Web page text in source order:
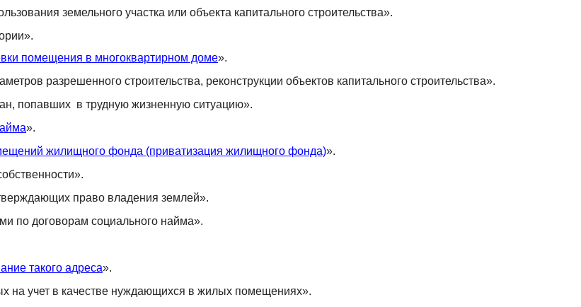
земельного участка или объекта капитального строительства».
помещения в многоквартирном доме».
разрешенного строительства, реконструкции объектов капитального строительства».
попавших в трудную жизненную ситуацию».
».
жилищного фонда (приватизация жилищного фонда)».
право владения землей».
по договорам социального найма».
такого адреса».
на учет в качестве нуждающихся в жилых помещениях».